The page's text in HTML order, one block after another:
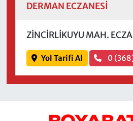
DERMAN ECZANESİ
ZİNCİRLİKUYU MAH.
Yol Tarifi Al 0